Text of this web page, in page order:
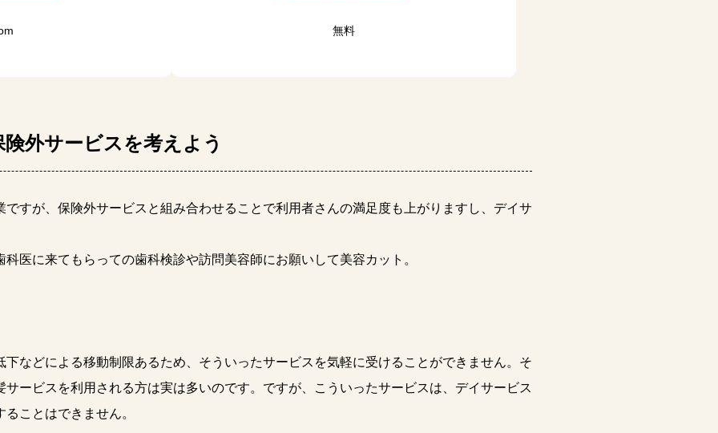
無料
外サービスを考えよう
すが、保険外サービスと組み合わせることで利用者さんの満足度も上がりますし、デイサ
医に来てもらっての歯科検診や訪問美容師にお願いして美容カット。
などによる移動制限あるため、そういったサービスを気軽に受けることができません。そ
ービスを利用される方は実は多いのです。ですが、こういったサービスは、デイサービス
ことはできません。